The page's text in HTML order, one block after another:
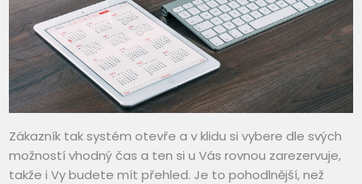
Zákazník tak systém otevře a v klidu si vybere dle svých
možností vhodný čas a ten si u Vás rovnou zarezervuje,
takže i Vy budete mít přehled. Je to pohodlnější, než